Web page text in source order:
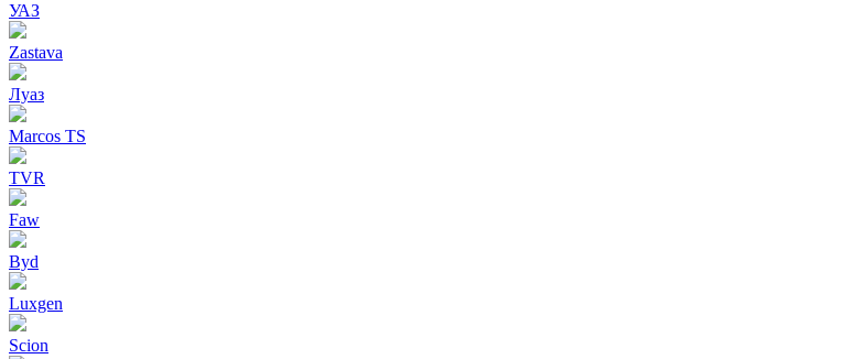
УАЗ
Zastava
Луаз
Marcos TS
TVR
Faw
Byd
Luxgen
Scion